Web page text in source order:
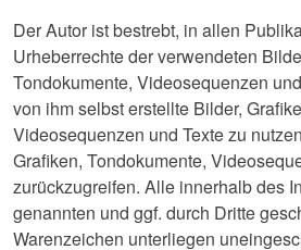
Der Autor ist bestrebt, in allen
Urheberrechte der verwendeten
Tondokumente, Videosequenzen
von ihm selbst erstellte Bilder,
Videosequenzen und Texte zu
Grafiken, Tondokumente,
zurückzugreifen. Alle innerhalb des
genannten und ggf. durch Dritte
Warenzeichen unterliegen